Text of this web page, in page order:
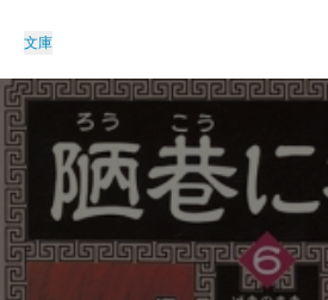
文庫